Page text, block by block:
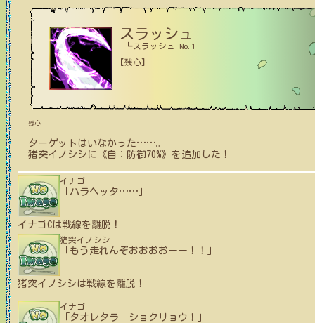
スラッシュ
┗スラッシュ No.1
【残心】
残心
ターゲットはいなかった……。
猪突イノシシ に 《自：防御70%》 を追加した！
イナゴ
「ハラヘッタ……
イナゴCは戦線を離脱！
猪突イノシシ
「もう走れんぞおおおおーー！！」
猪突イノシシは戦線を離脱！
イナゴ
「タオレタラ ショクリョウ！」